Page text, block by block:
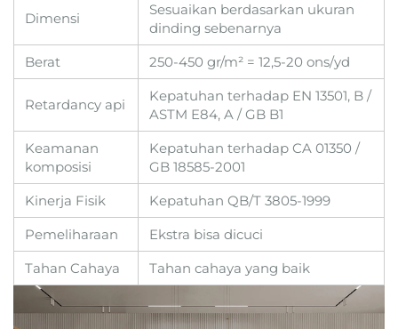
Dimensi
Sesuaikan berdasarkan ukuran
dinding sebenarnya
Berat
250-450 gr/m² = 12,5-20 ons/yd
Retardancy api
Kepatuhan terhadap EN 13501, B /
ASTM E84, A / GB B1
Keamanan
komposisi
Kepatuhan terhadap CA 01350 /
GB 18585-2001
Kinerja Fisik
Kepatuhan QB/T 3805-1999
Pemeliharaan
Ekstra bisa dicuci
Tahan Cahaya
Tahan cahaya yang baik